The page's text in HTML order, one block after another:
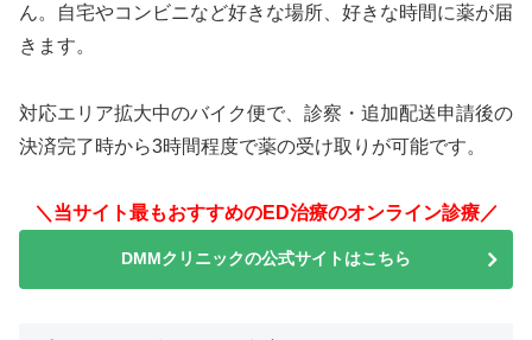
ん。自宅やコンビニなど好きな場所、好きな時間に薬が届
きます。
対応エリア拡大中のバイク便で、診察・追加配送申請後の
決済完了時から3時間程度で薬の受け取りが可能です。
＼当サイト最もおすすめのED治療のオンライン診療／
DMMクリニックの公式サイトはこちら